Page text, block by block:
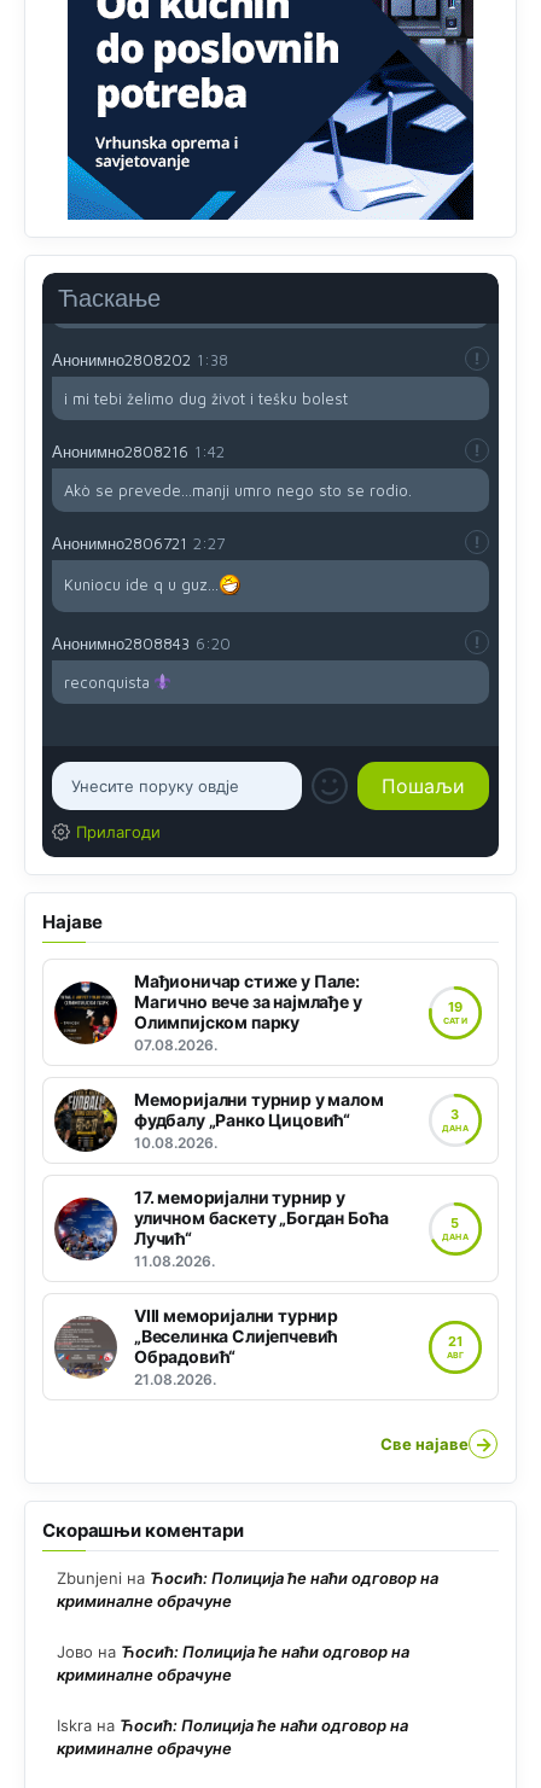
Ћаскање
Анонимно2806721 12:39
791 BiH nije priznala Kosovo kao nezavisnu državu jer
genocidna tvorevina pravi smetnju a recimo Srbija je
davnopriznala.Nasvakom proizvodu iz Srbije stoji -
uvoznik za Kosovo
Анонимно2806721
12:45
da brani? A imamo vojsku Kosova kojoj želimo svako
dobro i da se što bolje opreme
Анонимно2808202 1:38
i mi tebi želimo dug život i tešku bolest
Анонимно2808216 1:42
Akò se prevede...manji umro nego sto se rodio.
Анонимно2806721 2:27
Kuniocu ide q u guz...
Анонимно2808843 6:20
reconquista
Прилагоди
Најаве
Мађионичар стиже у Пале:
Магично вече за најмлађе у
Олимпијском парку
07.08.2026.
19
САТИ
Меморијални турнир у малом
фудбалу „Ранко Цицовић“
10.08.2026.
3
ДАНА
17. меморијални турнир у
уличном баскету „Богдан Боћа
Лучић“
11.08.2026.
5
ДАНА
VIII меморијални турнир
„Веселинка Слијепчевић
Обрадовић“
21.08.2026.
21
АВГ
Све најаве →
Скорашњи коментари
Zbunjeni на Ћосић: Полиција ће наћи одговор на
криминалне обрачуне
Јово на Ћосић: Полиција ће наћи одговор на
криминалне обрачуне
Iskra на Ћосић: Полиција ће наћи одговор на
криминалне обрачуне